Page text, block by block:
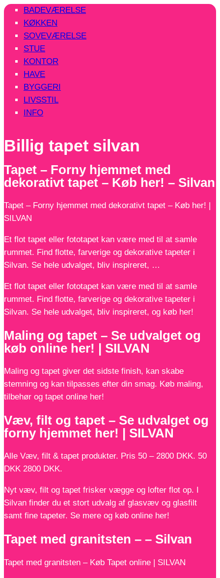
BADEVÆRELSE
KØKKEN
SOVEVÆRELSE
STUE
KONTOR
HAVE
BYGGERI
LIVSSTIL
INFO
Billig tapet silvan
Tapet – Forny hjemmet med
dekorativt tapet – Køb her! – Silvan
Tapet – Forny hjemmet med dekorativt tapet – Køb her! |
SILVAN
Et flot tapet eller fototapet kan være med til at samle
rummet. Find flotte, farverige og dekorative tapeter i
Silvan. Se hele udvalget, bliv inspireret, …
Et flot tapet eller fototapet kan være med til at samle
rummet. Find flotte, farverige og dekorative tapeter i
Silvan. Se hele udvalget, bliv inspireret, og køb her!
Maling og tapet – Se udvalget og
køb online her! | SILVAN
Maling og tapet giver det sidste finish, kan skabe
stemning og kan tilpasses efter din smag. Køb maling,
tilbehør og tapet online her!
Væv, filt og tapet – Se udvalget og
forny hjemmet her! | SILVAN
Alle Væv, filt & tapet produkter. Pris 50 – 2800 DKK. 50
DKK 2800 DKK.
Nyt væv, filt og tapet frisker vægge og lofter flot op. I
Silvan finder du et stort udvalg af glasvæv og glasfilt
samt fine tapeter. Se mere og køb online her!
Tapet med granitsten – – Silvan
Tapet med granitsten – Køb Tapet online | SILVAN